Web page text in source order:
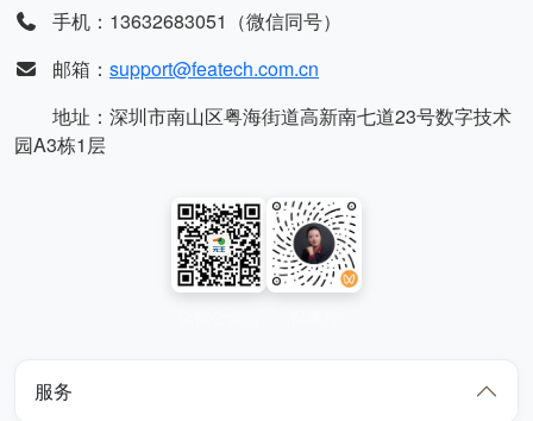
手机：13632683051（微信同号）
邮箱： support@featech.com.cn
地址：深圳市南山区粤海街道高新南七道23号数字技术
园A3栋1层
服务